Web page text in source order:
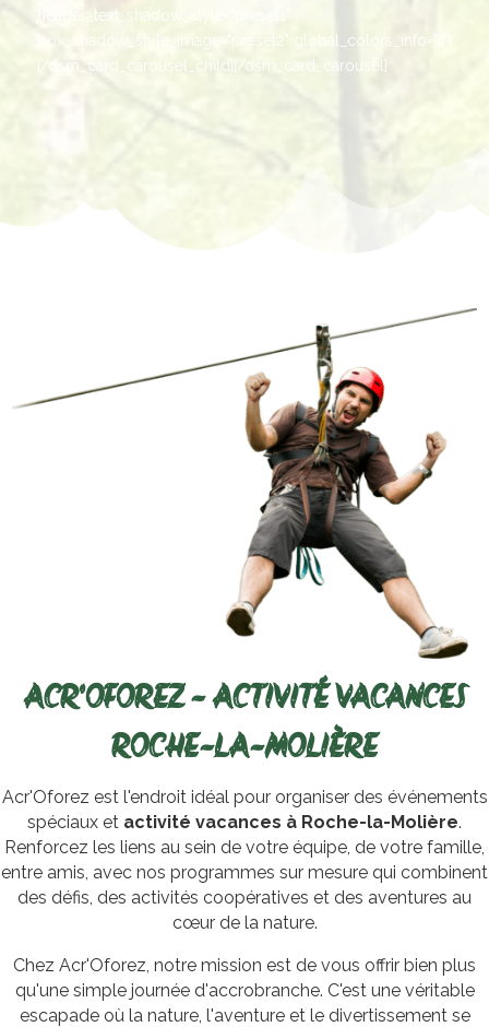
header_text_shadow_style="preset1"
box_shadow_style_image="preset2" global_colors_info="{}"]
[/dsm_card_carousel_child][/dsm_card_carousel]
ACR'OFOREZ - ACTIVITÉ VACANCES
ROCHE-LA-MOLIÈRE
Acr'Oforez est l'endroit idéal pour organiser des événements
spéciaux et activité vacances à Roche-la-Molière.
Renforcez les liens au sein de votre équipe, de votre famille,
entre amis, avec nos programmes sur mesure qui combinent
des défis, des activités coopératives et des aventures au
cœur de la nature.
Chez Acr'Oforez, notre mission est de vous offrir bien plus
qu'une simple journée d'accrobranche. C'est une véritable
escapade où la nature, l'aventure et le divertissement se